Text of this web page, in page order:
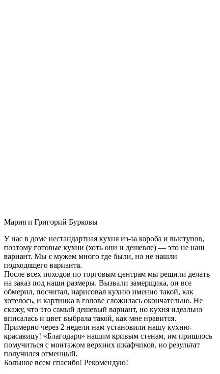
Мария и Григорий Бурковы
У нас в доме нестандартная кухня из-за короба и выступов,
поэтому готовые кухни (хоть они и дешевле) — это не наш
вариант. Мы с мужем много где были, но не нашли
подходящего варианта.
После всех походов по торговым центрам мы решили делать
на заказ под наши размеры. Вызвали замерщика, он все
обмерил, посчитал, нарисовал кухню именно такой, как
хотелось, и картинка в голове сложилась окончательно. Не
скажу, что это самый дешевый вариант, но кухня идеально
вписалась и цвет выбрала такой, как мне нравится.
Примерно через 2 недели нам установили нашу кухню-
красавицу! «Благодаря» нашим кривым стенам, им пришлось
помучиться с монтажом верхних шкафчиков, но результат
получился отменный.
Большое всем спасибо! Рекомендую!